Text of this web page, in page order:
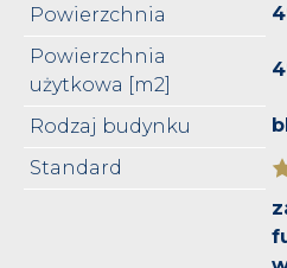
Powierzchnia
Powierzchnia
użytkowa [m2]
Rodzaj budynku
Standard